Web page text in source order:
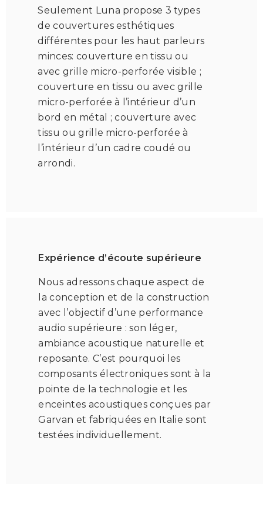
Seulement Luna propose 3 types
de couvertures esthétiques
différentes pour les haut parleurs
minces: couverture en tissu ou
avec grille micro-perforée visible ;
couverture en tissu ou avec grille
micro-perforée à l’intérieur d’un
bord en métal ; couverture avec
tissu ou grille micro-perforée à
l’intérieur d’un cadre coudé ou
arrondi.
Expérience d’écoute supérieure
Nous adressons chaque aspect de
la conception et de la construction
avec l’objectif d’une performance
audio supérieure : son léger,
ambiance acoustique naturelle et
reposante. C’est pourquoi les
composants électroniques sont à la
pointe de la technologie et les
enceintes acoustiques conçues par
Garvan et fabriquées en Italie sont
testées individuellement.